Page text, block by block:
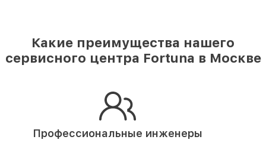
Какие преимущества нашего
сервисного центра Fortuna в Москве
Профессиональные инженеры